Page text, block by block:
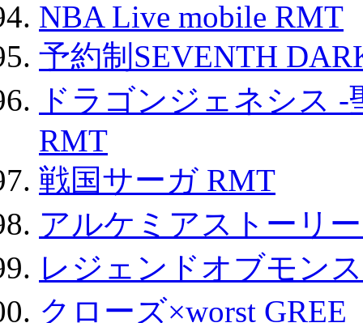
NBA Live mobile RMT
予約制SEVENTH
ドラゴンジェネシス
RMT
戦国サーガ RMT
アルケミアストーリ
レジェンドオブモン
クローズ×worst GREE